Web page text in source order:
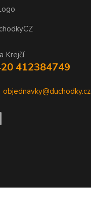
Krejčí
412384749
objednavky@duchodky.cz